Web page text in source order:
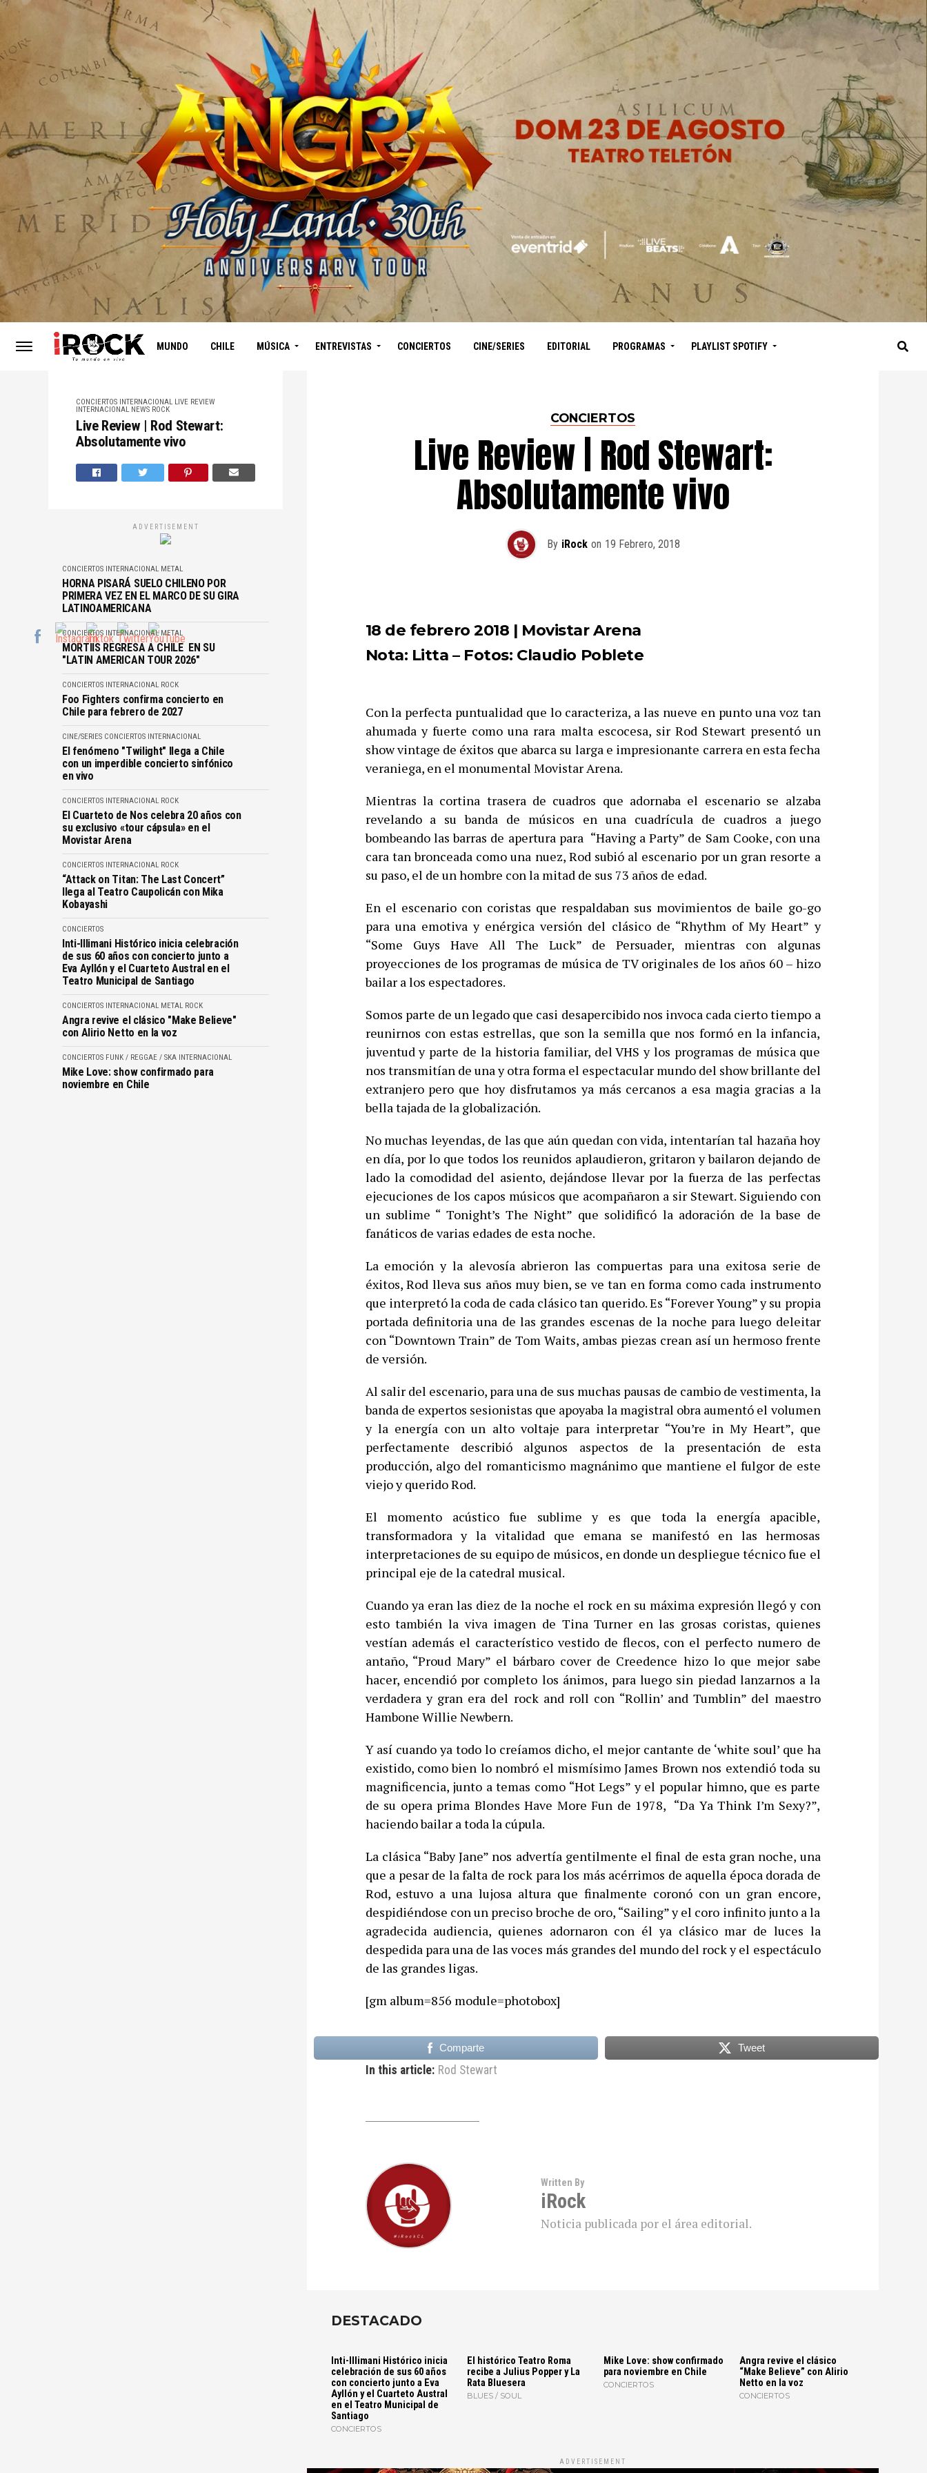
MUNDO CHILE MÚSICA ENTREVISTAS CONCIERTOS CINE/SERIES EDITORIAL PROGRAMAS PLAYLIST SPOTIFY
CONCIERTOS INTERNACIONAL LIVE REVIEW
INTERNACIONAL NEWS ROCK
Live Review | Rod Stewart:
Absolutamente vivo
ADVERTISEMENT
CONCIERTOS INTERNACIONAL METAL
HORNA PISARÁ SUELO CHILENO POR
PRIMERA VEZ EN EL MARCO DE SU GIRA
LATINOAMERICANA
CONCIERTOS INTERNACIONAL METAL
MORTIIS REGRESA A CHILE EN SU
"LATIN AMERICAN TOUR 2026"
CONCIERTOS INTERNACIONAL ROCK
Foo Fighters confirma concierto en
Chile para febrero de 2027
CINE/SERIES CONCIERTOS INTERNACIONAL
El fenómeno "Twilight" llega a Chile
con un imperdible concierto sinfónico
en vivo
CONCIERTOS INTERNACIONAL ROCK
El Cuarteto de Nos celebra 20 años con
su exclusivo «tour cápsula» en el
Movistar Arena
CONCIERTOS INTERNACIONAL ROCK
“Attack on Titan: The Last Concert”
llega al Teatro Caupolicán con Mika
Kobayashi
CONCIERTOS
Inti-Illimani Histórico inicia celebración
de sus 60 años con concierto junto a
Eva Ayllón y el Cuarteto Austral en el
Teatro Municipal de Santiago
CONCIERTOS INTERNACIONAL METAL ROCK
Angra revive el clásico "Make Believe"
con Alirio Netto en la voz
CONCIERTOS FUNK / REGGAE / SKA INTERNACIONAL
Mike Love: show confirmado para
noviembre en Chile
CONCIERTOS
Live Review | Rod Stewart:
Absolutamente vivo
By iRock on 19 Febrero, 2018
18 de febrero 2018 | Movistar Arena
Nota: Litta – Fotos: Claudio Poblete
Con la perfecta puntualidad que lo caracteriza, a las nueve en punto una voz tan
ahumada y fuerte como una rara malta escocesa, sir Rod Stewart presentó un
show vintage de éxitos que abarca su larga e impresionante carrera en esta fecha
veraniega, en el monumental Movistar Arena.
Mientras la cortina trasera de cuadros que adornaba el escenario se alzaba
revelando a su banda de músicos en una cuadrícula de cuadros a juego
bombeando las barras de apertura para “Having a Party” de Sam Cooke, con una
cara tan bronceada como una nuez, Rod subió al escenario por un gran resorte a
su paso, el de un hombre con la mitad de sus 73 años de edad.
En el escenario con coristas que respaldaban sus movimientos de baile go-go
para una emotiva y enérgica versión del clásico de “Rhythm of My Heart” y
“Some Guys Have All The Luck” de Persuader, mientras con algunas
proyecciones de los programas de música de TV originales de los años 60 – hizo
bailar a los espectadores.
Somos parte de un legado que casi desapercibido nos invoca cada cierto tiempo a
reunirnos con estas estrellas, que son la semilla que nos formó en la infancia,
juventud y parte de la historia familiar, del VHS y los programas de música que
nos transmitían de una y otra forma el espectacular mundo del show brillante del
extranjero pero que hoy disfrutamos ya más cercanos a esa magia gracias a la
bella tajada de la globalización.
No muchas leyendas, de las que aún quedan con vida, intentarían tal hazaña hoy
en día, por lo que todos los reunidos aplaudieron, gritaron y bailaron dejando de
lado la comodidad del asiento, dejándose llevar por la fuerza de las perfectas
ejecuciones de los capos músicos que acompañaron a sir Stewart. Siguiendo con
un sublime “ Tonight’s The Night” que solidificó la adoración de la base de
fanáticos de varias edades de esta noche.
La emoción y la alevosía abrieron las compuertas para una exitosa serie de
éxitos, Rod lleva sus años muy bien, se ve tan en forma como cada instrumento
que interpretó la coda de cada clásico tan querido. Es “Forever Young” y su propia
portada definitoria una de las grandes escenas de la noche para luego deleitar
con “Downtown Train” de Tom Waits, ambas piezas crean así un hermoso frente
de versión.
Al salir del escenario, para una de sus muchas pausas de cambio de vestimenta, la
banda de expertos sesionistas que apoyaba la magistral obra aumentó el volumen
y la energía con un alto voltaje para interpretar “You’re in My Heart”, que
perfectamente describió algunos aspectos de la presentación de esta
producción, algo del romanticismo magnánimo que mantiene el fulgor de este
viejo y querido Rod.
El momento acústico fue sublime y es que toda la energía apacible,
transformadora y la vitalidad que emana se manifestó en las hermosas
interpretaciones de su equipo de músicos, en donde un despliegue técnico fue el
principal eje de la catedral musical.
Cuando ya eran las diez de la noche el rock en su máxima expresión llegó y con
esto también la viva imagen de Tina Turner en las grosas coristas, quienes
vestían además el característico vestido de flecos, con el perfecto numero de
antaño, “Proud Mary” el bárbaro cover de Creedence hizo lo que mejor sabe
hacer, encendió por completo los ánimos, para luego sin piedad lanzarnos a la
verdadera y gran era del rock and roll con “Rollin’ and Tumblin” del maestro
Hambone Willie Newbern.
Y así cuando ya todo lo creíamos dicho, el mejor cantante de ‘white soul’ que ha
existido, como bien lo nombró el mismísimo James Brown nos extendió toda su
magnificencia, junto a temas como “Hot Legs” y el popular himno, que es parte
de su opera prima Blondes Have More Fun de 1978, “Da Ya Think I’m Sexy?”,
haciendo bailar a toda la cúpula.
La clásica “Baby Jane” nos advertía gentilmente el final de esta gran noche, una
que a pesar de la falta de rock para los más acérrimos de aquella época dorada de
Rod, estuvo a una lujosa altura que finalmente coronó con un gran encore,
despidiéndose con un preciso broche de oro, “Sailing” y el coro infinito junto a la
agradecida audiencia, quienes adornaron con él ya clásico mar de luces la
despedida para una de las voces más grandes del mundo del rock y el espectáculo
de las grandes ligas.
[gm album=856 module=photobox]
Comparte Tweet
In this article: Rod Stewart
Written By
iRock
Noticia publicada por el área editorial.
DESTACADO
Inti-Illimani Histórico inicia
celebración de sus 60 años
con concierto junto a Eva
Ayllón y el Cuarteto Austral
en el Teatro Municipal de
Santiago
CONCIERTOS
El histórico Teatro Roma
recibe a Julius Popper y La
Rata Bluesera
BLUES / SOUL
Mike Love: show confirmado
para noviembre en Chile
CONCIERTOS
Angra revive el clásico
“Make Believe” con Alirio
Netto en la voz
CONCIERTOS
ADVERTISEMENT